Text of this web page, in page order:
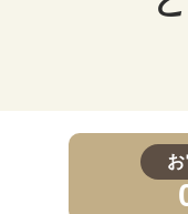
歯科医